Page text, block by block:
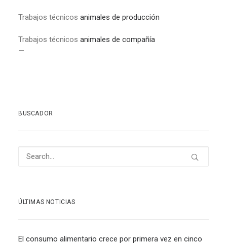
Trabajos técnicos animales de producción
Trabajos técnicos animales de compañía
—
BUSCADOR
ÚLTIMAS NOTICIAS
El consumo alimentario crece por primera vez en cinco